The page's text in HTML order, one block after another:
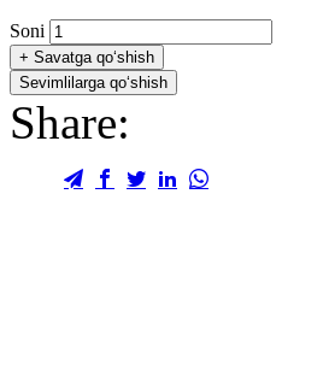
Soni
+ Savatga qo‘shish
Sevimlilarga qo‘shish
Share: